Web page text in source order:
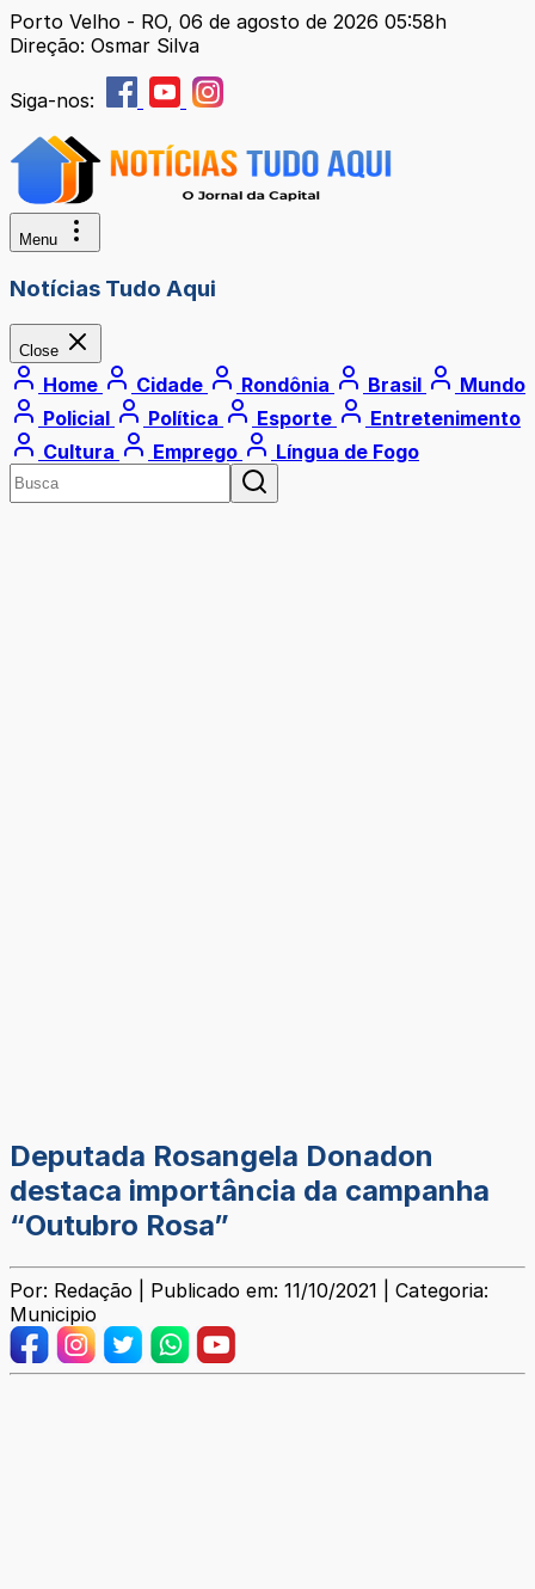
Porto Velho - RO, 06 de agosto de 2026 05:58h
Direção: Osmar Silva
Siga-nos:
Menu
Notícias Tudo Aqui
Close
Home Cidade Rondônia Brasil
Mundo
Policial
Política Esporte
Entretenimento
Cultura
Emprego Língua de Fogo
Deputada Rosangela Donadon
destaca importância da campanha
“Outubro Rosa”
Por: Redação | Publicado em: 11/10/2021 | Categoria:
Municipio